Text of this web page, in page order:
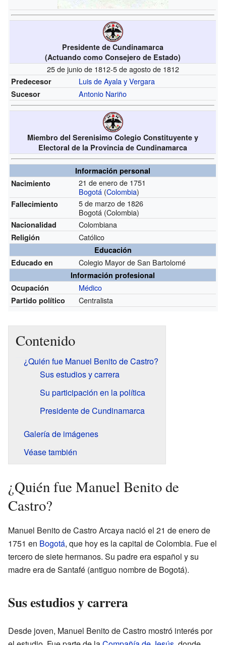
Presidente de Cundinamarca
(Actuando como Consejero de Estado)
25 de junio de 1812-5 de agosto de 1812
Predecesor Luis de Ayala y Vergara
Sucesor Antonio Nariño
Miembro del Serenisimo Colegio Constituyente y
Electoral de la Provincia de Cundinamarca
Información personal
Nacimiento
21 de enero de 1751
Bogotá (Colombia)
Fallecimiento
5 de marzo de 1826
Bogotá (Colombia)
Nacionalidad Colombiana
Religión Católico
Educación
Educado en
Colegio Mayor de San Bartolomé
Información profesional
Ocupación
Médico
Partido político Centralista
Contenido
¿Quién fue Manuel Benito de Castro?
Sus estudios y carrera
Su participación en la política
Presidente de Cundinamarca
Galería de imágenes
Véase también
¿Quién fue Manuel Benito de
Castro?
Manuel Benito de Castro Arcaya nació el 21 de enero de
1751 en Bogotá, que hoy es la capital de Colombia. Fue el
tercero de siete hermanos. Su padre era español y su
madre era de Santafé (antiguo nombre de Bogotá).
Sus estudios y carrera
Desde joven, Manuel Benito de Castro mostró interés por